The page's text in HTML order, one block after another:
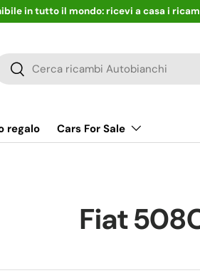
i ricambi per la tua auto d'epoca!
Cerca
regalo Cars For Sale
Fiat